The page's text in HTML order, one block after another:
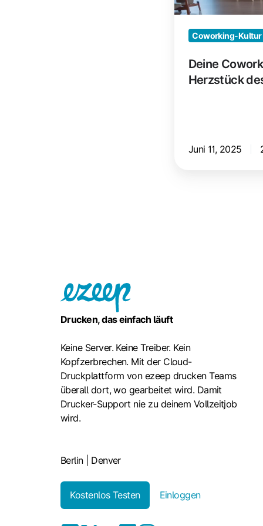
gestalten
Coworking-Kultur
Deine
Herzstück
Juni 11, 2025
Drucken, das einfach läuft
Keine Server. Keine Treiber. Kein
Kopfzerbrechen. Mit der Cloud-
Druckplattform von ezeep drucken Teams
überall dort, wo gearbeitet wird. Damit
Drucker-Support nie zu deinem Vollzeitjob
wird.
Berlin | Denver
Kostenlos Testen Einloggen